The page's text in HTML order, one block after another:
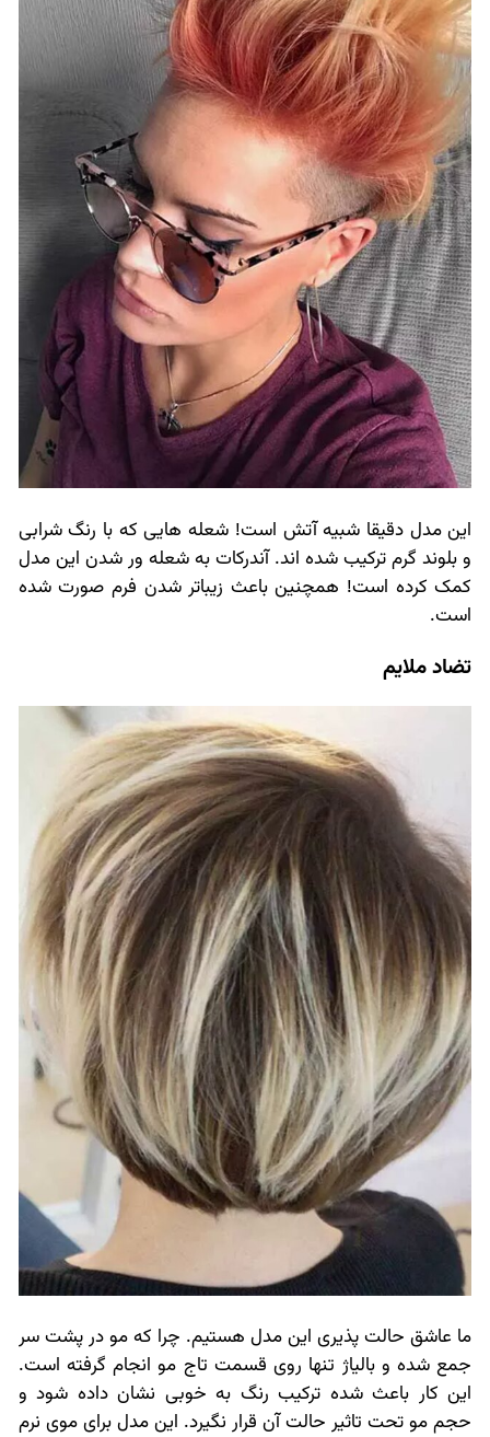
این مدل دقیقا شبیه آتش است! شعله هایی که با رنگ شرابی
و بلوند گرم ترکیب شده اند. آندرکات به شعله ور شدن این مدل
کمک کرده است! همچنین باعث زیباتر شدن فرم صورت شده
است.
تضاد ملایم
ما عاشق حالت پذیری این مدل هستیم. چرا که مو در پشت سر
جمع شده و بالیاژ تنها روی قسمت تاج مو انجام گرفته است.
این کار باعث شده ترکیب رنگ به خوبی نشان داده شود و
حجم مو تحت تاثیر حالت آن قرار نگیرد. این مدل برای موی نرم